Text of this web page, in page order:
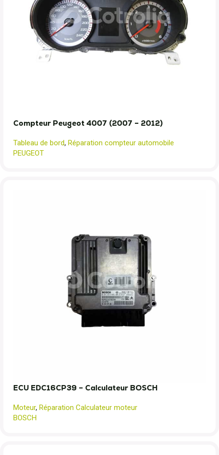
Compteur Peugeot 4007 (2007 – 2012)
Tableau de bord, Réparation compteur automobile
PEUGEOT
ECU EDC16CP39 – Calculateur BOSCH
Moteur, Réparation Calculateur moteur
BOSCH